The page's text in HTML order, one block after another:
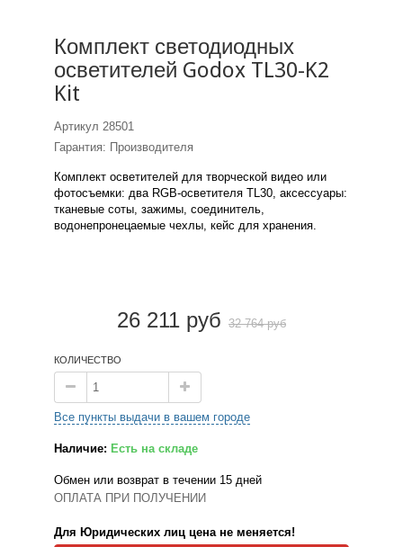
Комплект светодиодных
осветителей Godox TL30-K2
Kit
Артикул 28501
Гарантия: Производителя
Комплект осветителей для творческой видео или
фотосъемки: два RGB-осветителя TL30, аксессуары:
тканевые соты, зажимы, соединитель,
водонепронецаемые чехлы, кейс для хранения.
26 211 руб 32 764 руб
КОЛИЧЕСТВО
Все пункты выдачи в вашем городе
Наличие: Есть на складе
Обмен или возврат в течении 15 дней
ОПЛАТА ПРИ ПОЛУЧЕНИИ
Для Юридических лиц цена не меняется!